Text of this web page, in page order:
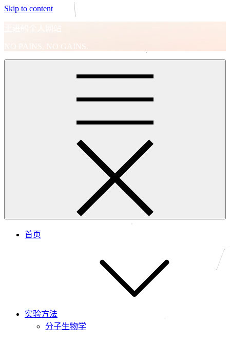
Skip to content
王进的个人网站
NO PAINS, NO GAINS.
首页
实验方法
分子生物学